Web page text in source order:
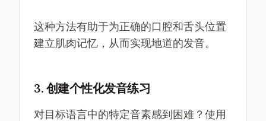
这种方法有助于为正确的口腔和舌头位置
建立肌肉记忆，从而实现地道的发音。
3. 创建个性化发音练习
对目标语言中的特定音素感到困难？使用